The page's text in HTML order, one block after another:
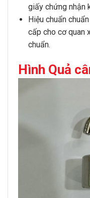
giấy chứng nhận
Hiệu chuẩn
cấp cho cơ quan
chuẩn.
Hình Quả